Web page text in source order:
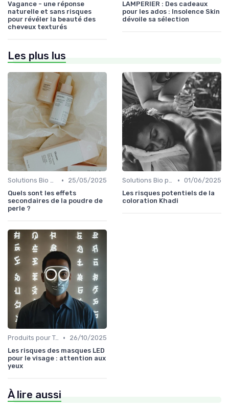
Vagance - une réponse
naturelle et sans risques
pour révéler la beauté des
cheveux texturés
LAMPERIER : Des cadeaux
pour les ados : Insolence Skin
dévoile sa sélection
Les plus lus
Solutions Bio pour Problèmes de Peau •
25/05/2025
Quels sont les effets
secondaires de la poudre de
perle ?
Solutions Bio pour Problèmes de Peau • 01/06/2025
Les risques potentiels de la
coloration Khadi
Produits pour Types de Peau •
26/10/2025
Les risques des masques LED
pour le visage : attention aux
yeux
À lire aussi